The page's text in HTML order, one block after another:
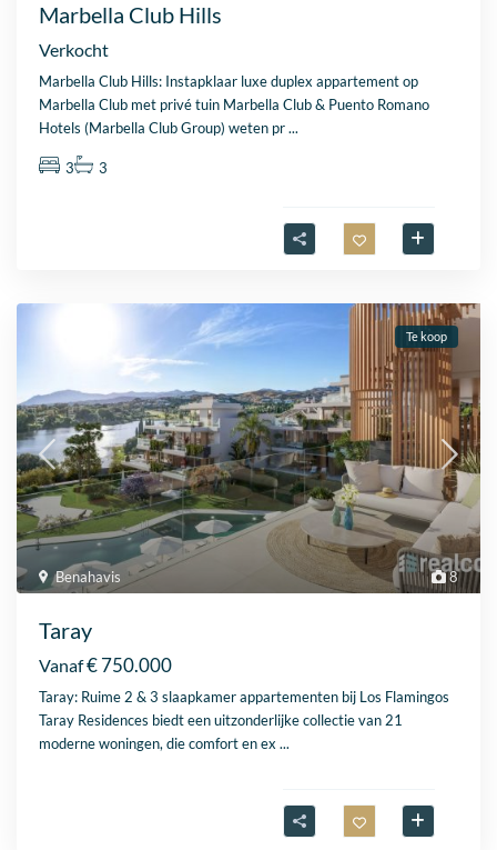
Marbella Club Hills
Verkocht
Marbella Club Hills: Instapklaar luxe duplex appartement op
Marbella Club met privé tuin Marbella Club & Puento Romano
Hotels (Marbella Club Group) weten pr...
3 3
8
Benahavis
Te koop
Taray
Vanaf€ 750.000
Taray: Ruime 2 & 3 slaapkamer appartementen bij Los Flamingos
Taray Residences biedt een uitzonderlijke collectie van 21
moderne woningen, die comfort en ex...